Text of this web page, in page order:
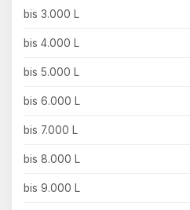
bis 3.000 L
bis 4.000 L
bis 5.000 L
bis 6.000 L
bis 7.000 L
bis 8.000 L
bis 9.000 L